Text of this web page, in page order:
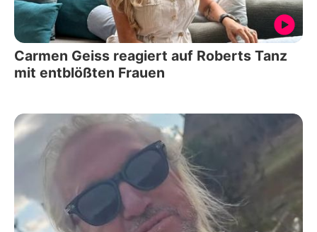
Carmen Geiss reagiert auf Roberts Tanz
mit entblößten Frauen